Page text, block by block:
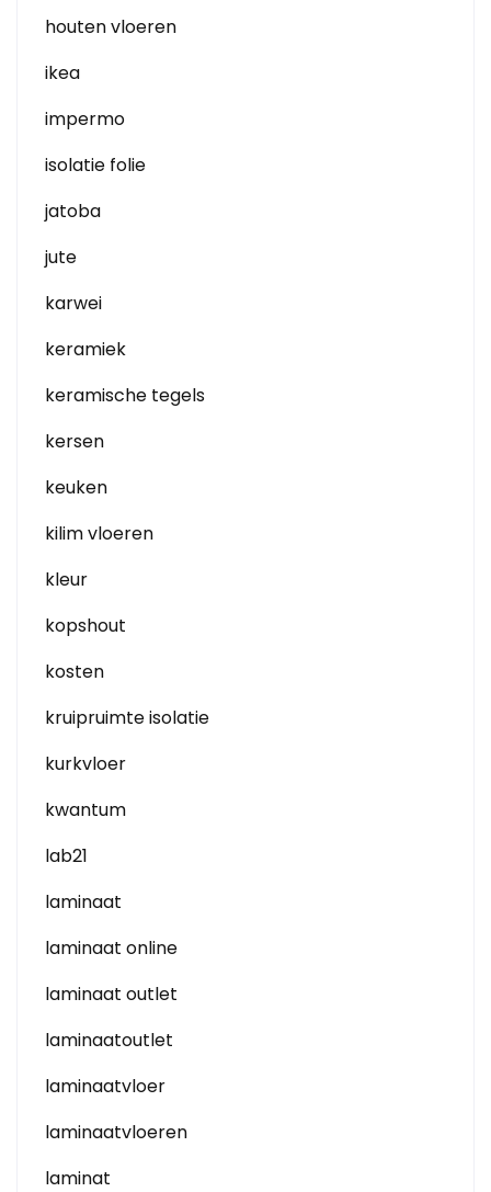
houten vloeren
ikea
impermo
isolatie folie
jatoba
jute
karwei
keramiek
keramische tegels
kersen
keuken
kilim vloeren
kleur
kopshout
kosten
kruipruimte isolatie
kurkvloer
kwantum
lab21
laminaat
laminaat online
laminaat outlet
laminaatoutlet
laminaatvloer
laminaatvloeren
laminat